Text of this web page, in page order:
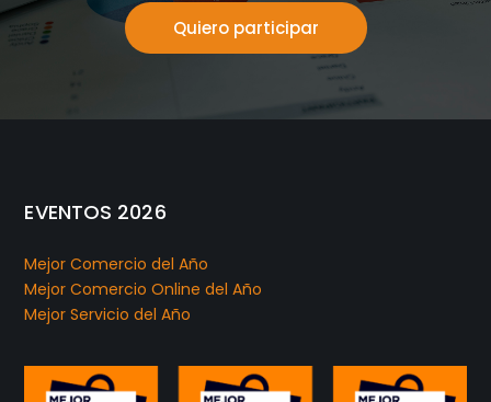
Quiero participar
EVENTOS 2026
Mejor Comercio del Año
Mejor Comercio Online del Año
Mejor Servicio del Año